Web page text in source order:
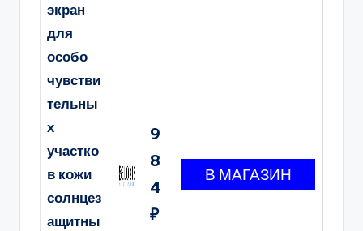
экран
для
особо
чувстви
тельны
х
участко
в кожи
солнцез
ащитны
9
8
4
₽